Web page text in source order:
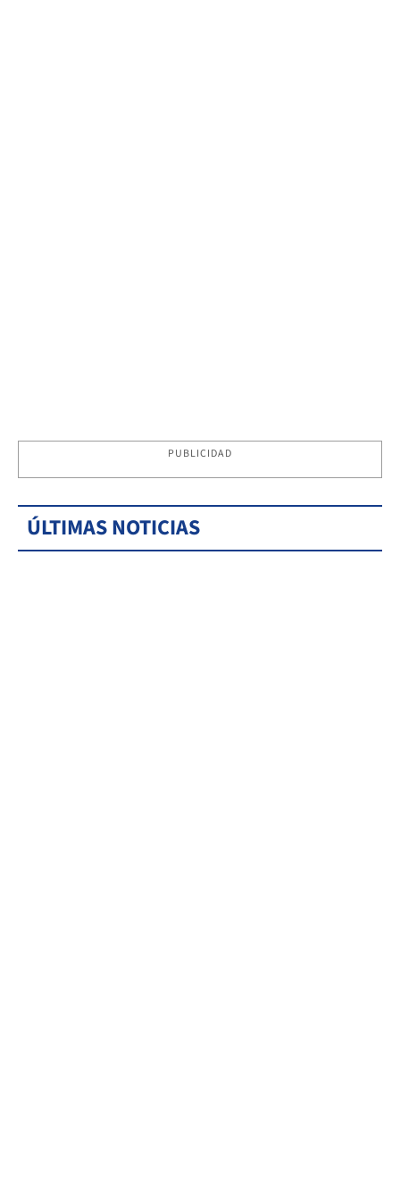
PUBLICIDAD
ÚLTIMAS NOTICIAS